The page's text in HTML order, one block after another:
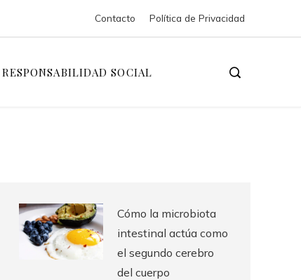
Contacto Política de Privacidad
RESPONSABILIDAD SOCIAL
Cómo la microbiota
intestinal actúa como
el segundo cerebro
del cuerpo